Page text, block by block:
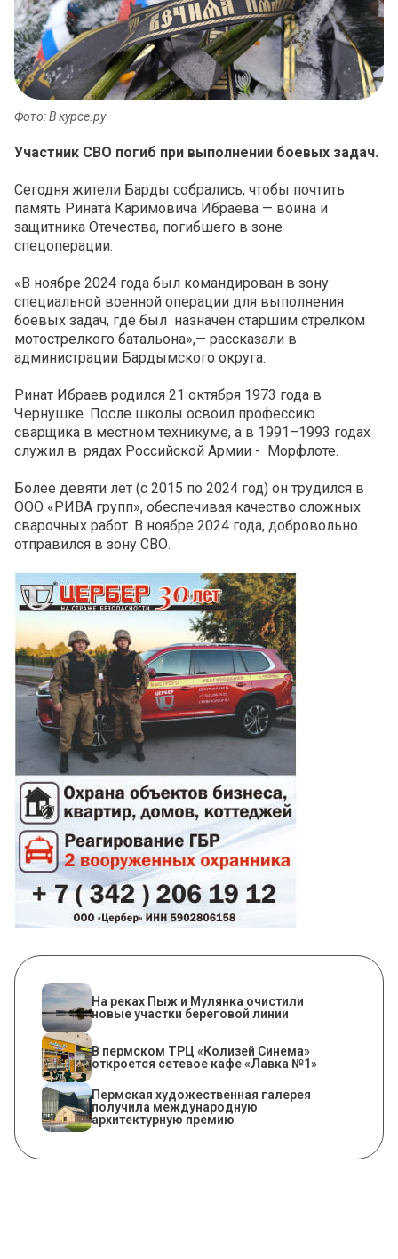
Фото: В курсе.ру
Участник СВО погиб при выполнении боевых задач.
Сегодня жители Барды собрались, чтобы почтить
память Рината Каримовича Ибраева — воина и
защитника Отечества, погибшего в зоне
спецоперации.
«В ноябре 2024 года был командирован в зону
специальной военной операции для выполнения
боевых задач, где был назначен старшим стрелком
мотострелкого батальона»,— рассказали в
администрации Бардымского округа.
Ринат Ибраев родился 21 октября 1973 года в
Чернушке. После школы освоил профессию
сварщика в местном техникуме, а в 1991–1993 годах
служил в рядах Российской Армии - Морфлоте.
Более девяти лет (с 2015 по 2024 год) он трудился в
ООО «РИВА групп», обеспечивая качество сложных
сварочных работ. В ноябре 2024 года, добровольно
отправился в зону СВО.
На реках Пыж и Мулянка очистили
новые участки береговой линии
​В пермском ТРЦ «Колизей Синема»
откроется сетевое кафе «Лавка №1»
Пермская художественная галерея
получила международную
архитектурную премию